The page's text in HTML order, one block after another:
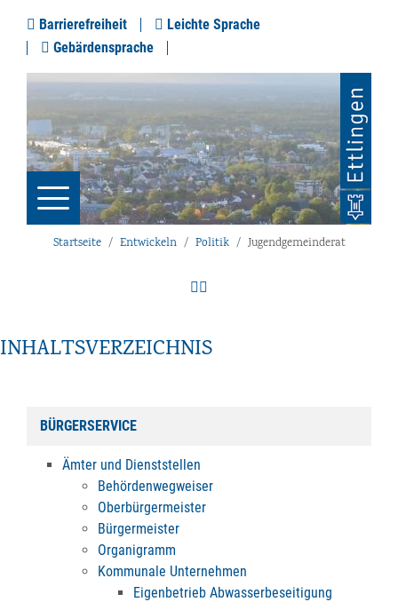
Barrierefreiheit
Leichte Sprache
Gebärdensprache
Startseite Entwickeln Politik Jugendgemeinderat
INHALTSVERZEICHNIS
BÜRGERSERVICE
Ämter und Dienststellen
Behördenwegweiser
Oberbürgermeister
Bürgermeister
Organigramm
Kommunale Unternehmen
Eigenbetrieb Abwasserbeseitigung